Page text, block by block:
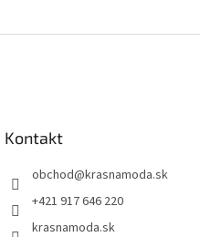
Kontakt
obchod@krasnamoda.sk
+421 917 646 220
krasnamoda.sk